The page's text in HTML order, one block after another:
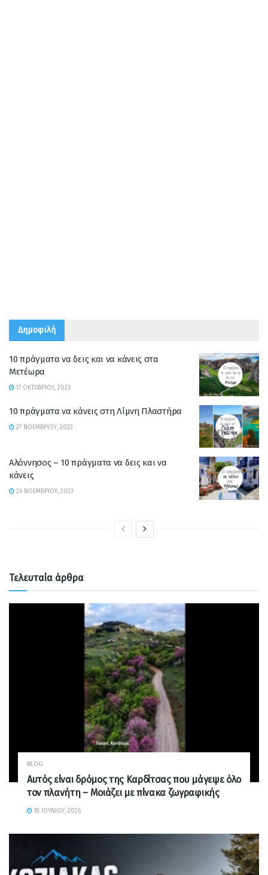
Δημοφιλή
10 πράγματα να δεις και να κάνεις στα
Μετέωρα
17 ΟΚΤΩΒΡΊΟΥ, 2023
10 πράγματα να κάνεις στη Λίμνη Πλαστήρα
27 ΝΟΕΜΒΡΊΟΥ, 2023
Αλόννησος – 10 πράγματα να δεις και να
κάνεις
26 ΝΟΕΜΒΡΊΟΥ, 2023
Τελευταία άρθρα
BLOG
Αυτός είναι δρόμος της Καρδίτσας που μάγεψε όλο
τον πλανήτη – Μοιάζει με πίνακα ζωγραφικής
18 ΙΟΥΝΊΟΥ, 2026